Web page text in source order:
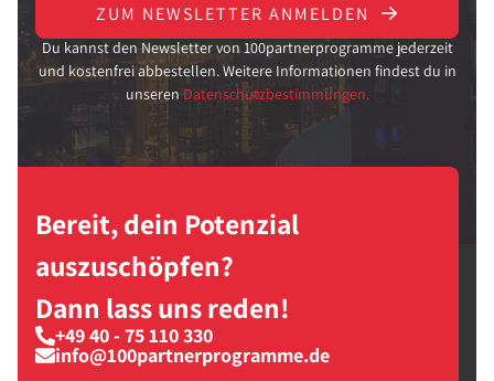
ZUM NEWSLETTER ANMELDEN
Du kannst den Newsletter von 100partnerprogramme jederzeit
und kostenfrei abbestellen. Weitere Informationen findest du in
unseren Datenschutzbestimmungen.
Bereit, dein Potenzial
auszuschöpfen?
Dann lass uns reden!
+49 40 - 75 110 330
info@100partnerprogramme.de